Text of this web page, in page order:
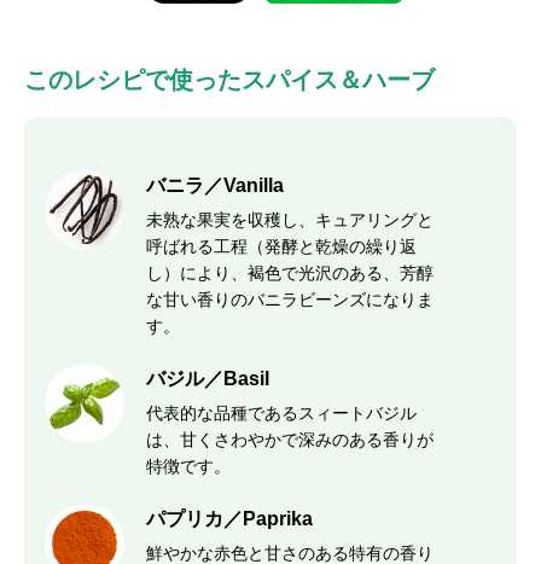
このレシピで使ったスパイス＆ハーブ
バニラ／Vanilla
未熟な果実を収穫し、キュアリングと
呼ばれる工程（発酵と乾燥の繰り返
し）により、褐色で光沢のある、芳醇
な甘い香りのバニラビーンズになりま
す。
バジル／Basil
代表的な品種であるスィートバジル
は、甘くさわやかで深みのある香りが
特徴です。
パプリカ／Paprika
鮮やかな赤色と甘さのある特有の香り